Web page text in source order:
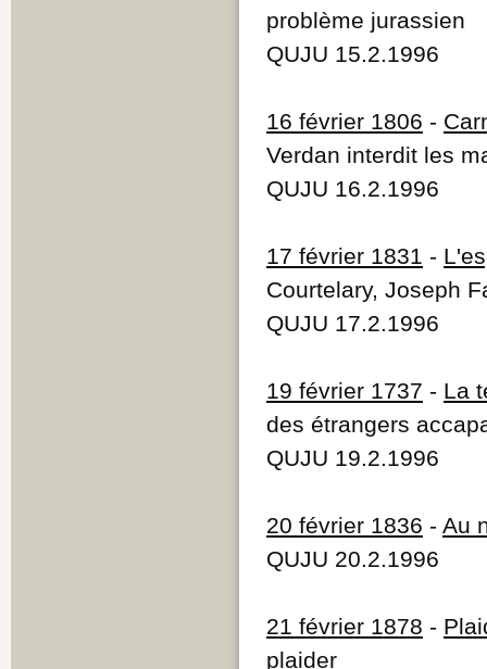
problème jurassien
QUJU 15.2.1996
16 février 1806 -
Verdan interdit les
QUJU 16.2.1996
17 février 1831 -
Courtelary, Joseph
QUJU 17.2.1996
19 février 1737 - La
des étrangers
QUJU 19.2.1996
20 février 1836 - Au
QUJU 20.2.1996
21 février 1878 -
plaider